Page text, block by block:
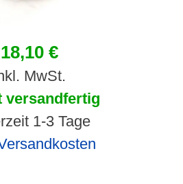
18,10 €
MwSt.
versandfertig
1-3 Tage